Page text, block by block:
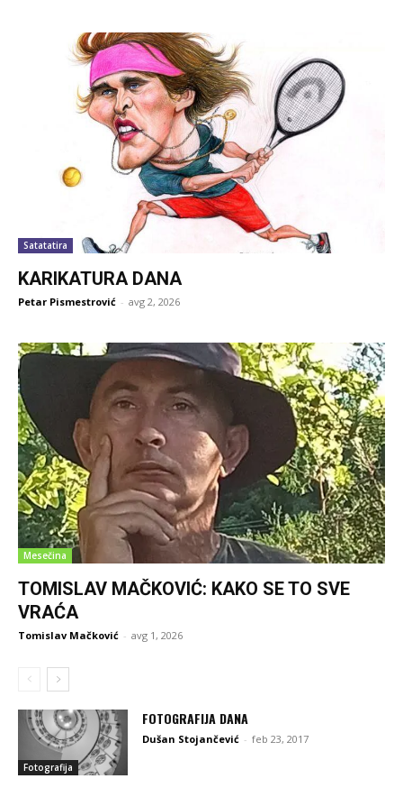
Satatatira
KARIKATURA DANA
Petar Pismestrović - avg 2, 2026
Mesečina
TOMISLAV MAČKOVIĆ: KAKO SE TO SVE
VRAĆA
Tomislav Mačković - avg 1, 2026
Fotografija
FOTOGRAFIJA DANA
Dušan Stojančević - feb 23, 2017